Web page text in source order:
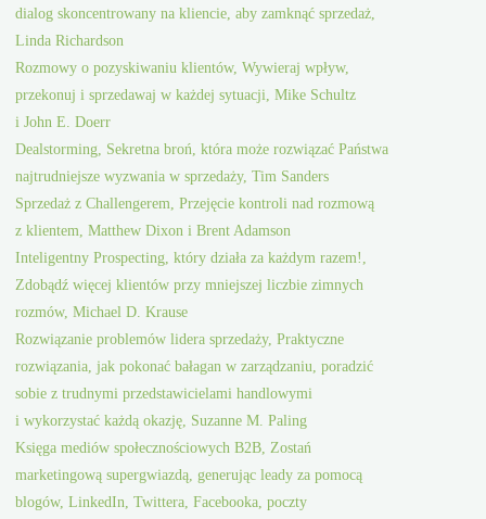
dialog skoncentrowany na kliencie, aby zamknąć sprzedaż,
Linda Richardson
Rozmowy o pozyskiwaniu klientów, Wywieraj wpływ,
przekonuj i sprzedawaj w każdej sytuacji, Mike Schultz
i John E. Doerr
Dealstorming, Sekretna broń, która może rozwiązać Państwa
najtrudniejsze wyzwania w sprzedaży, Tim Sanders
Sprzedaż z Challengerem, Przejęcie kontroli nad rozmową
z klientem, Matthew Dixon i Brent Adamson
Inteligentny Prospecting, który działa za każdym razem!,
Zdobądź więcej klientów przy mniejszej liczbie zimnych
rozmów, Michael D. Krause
Rozwiązanie problemów lidera sprzedaży, Praktyczne
rozwiązania, jak pokonać bałagan w zarządzaniu, poradzić
sobie z trudnymi przedstawicielami handlowymi
i wykorzystać każdą okazję, Suzanne M. Paling
Księga mediów społecznościowych B2B, Zostań
marketingową supergwiazdą, generując leady za pomocą
blogów, LinkedIn, Twittera, Facebooka, poczty